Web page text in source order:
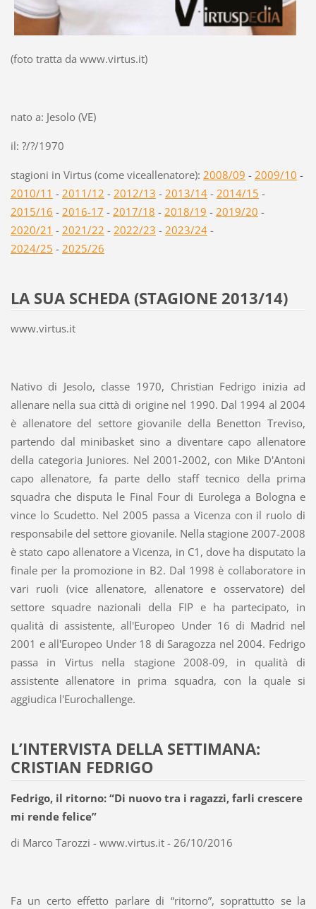
(foto tratta da www.virtus.it)
nato a: Jesolo (VE)
il: ?/?/1970
stagioni in Virtus (come viceallenatore): 2008/09 - 2009/10 -
2010/11 - 2011/12 - 2012/13 - 2013/14- 2014/15 -
2015/16 - 2016-17 - 2017/18 - 2018/19 - 2019/20 -
2020/21 - 2021/22 - 2022/23 - 2023/24-
2024/25 - 2025/26
LA SUA SCHEDA (STAGIONE 2013/14)
www.virtus.it
Nativo di Jesolo, classe 1970, Christian Fedrigo inizia ad
allenare nella sua città di origine nel 1990. Dal 1994 al 2004
è allenatore del settore giovanile della Benetton Treviso,
partendo dal minibasket sino a diventare capo allenatore
della categoria Juniores. Nel 2001-2002, con Mike D'Antoni
capo allenatore, fa parte dello staff tecnico della prima
squadra che disputa le Final Four di Eurolega a Bologna e
vince lo Scudetto. Nel 2005 passa a Vicenza con il ruolo di
responsabile del settore giovanile. Nella stagione 2007-2008
è stato capo allenatore a Vicenza, in C1, dove ha disputato la
finale per la promozione in B2. Dal 1998 è collaboratore in
vari ruoli (vice allenatore, allenatore e osservatore) del
settore squadre nazionali della FIP e ha partecipato, in
qualità di assistente, all'Europeo Under 16 di Madrid nel
2001 e all'Europeo Under 18 di Saragozza nel 2004. Fedrigo
passa in Virtus nella stagione 2008-09, in qualità di
assistente allenatore in prima squadra, con la quale si
aggiudica l'Eurochallenge.
L’INTERVISTA DELLA SETTIMANA:
CRISTIAN FEDRIGO
Fedrigo, il ritorno: “Di nuovo tra i ragazzi, farli crescere
mi rende felice”
di Marco Tarozzi - www.virtus.it - 26/10/2016
Fa un certo effetto parlare di “ritorno”, soprattutto se la